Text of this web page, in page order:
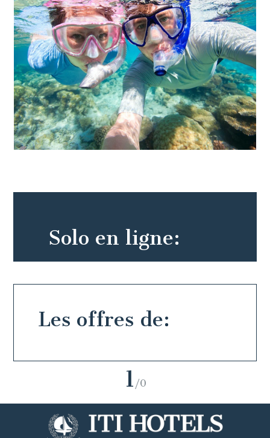
Les offres de:
Solo en ligne:
1 /0